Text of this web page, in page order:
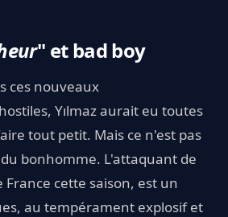
" et bad boy
ces nouveaux
Yılmaz aurait eu toutes
tout petit. Mais ce n'est pas
bonhomme. L'attaquant de
France cette saison, est un
au tempérament explosif et